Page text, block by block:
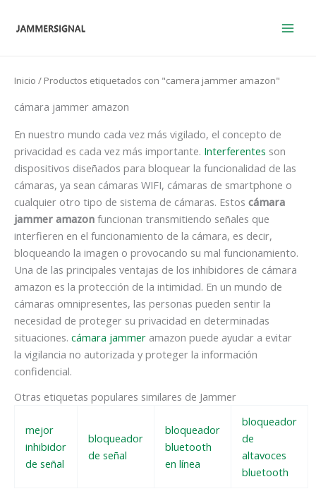
Inicio / Productos etiquetados con "camera jammer amazon"
cámara jammer amazon
En nuestro mundo cada vez más vigilado, el concepto de
privacidad es cada vez más importante. Interferentes son
dispositivos diseñados para bloquear la funcionalidad de las
cámaras, ya sean cámaras WIFI, cámaras de smartphone o
cualquier otro tipo de sistema de cámaras. Estos cámara
jammer amazon funcionan transmitiendo señales que
interfieren en el funcionamiento de la cámara, es decir,
bloqueando la imagen o provocando su mal funcionamiento.
Una de las principales ventajas de los inhibidores de cámara
amazon es la protección de la intimidad. En un mundo de
cámaras omnipresentes, las personas pueden sentir la
necesidad de proteger su privacidad en determinadas
situaciones. cámara jammer amazon puede ayudar a evitar
la vigilancia no autorizada y proteger la información
confidencial.
Otras etiquetas populares similares de Jammer
mejor
inhibidor
de señal
bloqueador
de señal
bloqueador
bluetooth
en línea
bloqueador
de
altavoces
bluetooth